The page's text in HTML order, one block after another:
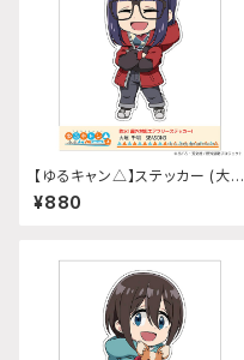
【ゆるキャン△】ステッカー (大垣
千明『SEASON3』)
¥880